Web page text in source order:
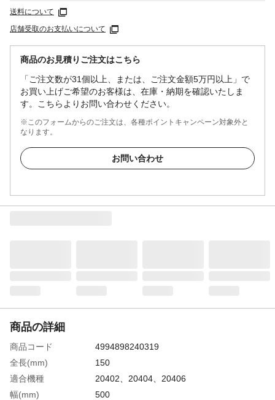
送料について
店舗受取のお支払いについて
商品のお見積りご注文はこちら
「ご注文数が31個以上、または、ご注文金額5万円以上」で
お買い上げご希望のお客様は、在庫・納期を確認いたしま
す。こちらよりお問い合わせください。
※このフォームからのご注文は、各種ポイントキャンペーン対象外と
なります。
お問い合わせ
商品の詳細
商品コード
4994898240319
全長(mm)
150
適合機種
20402、20404、20406
幅(mm)
500